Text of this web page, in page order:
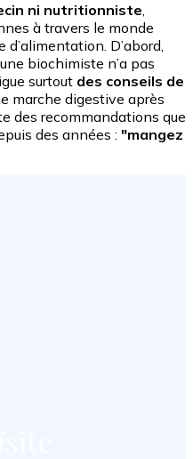
ni nutritionniste,
à travers le monde
D’abord,
biochimiste n’a pas
surtout des conseils de
marche digestive après
des recommandations que
des années : "mangez